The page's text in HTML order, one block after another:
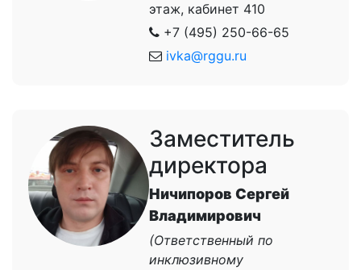
этаж, кабинет 410
+7 (495) 250-66-65
ivka@rggu.ru
Заместитель
директора
Ничипоров Сергей
Владимирович
(Ответственный по
инклюзивному